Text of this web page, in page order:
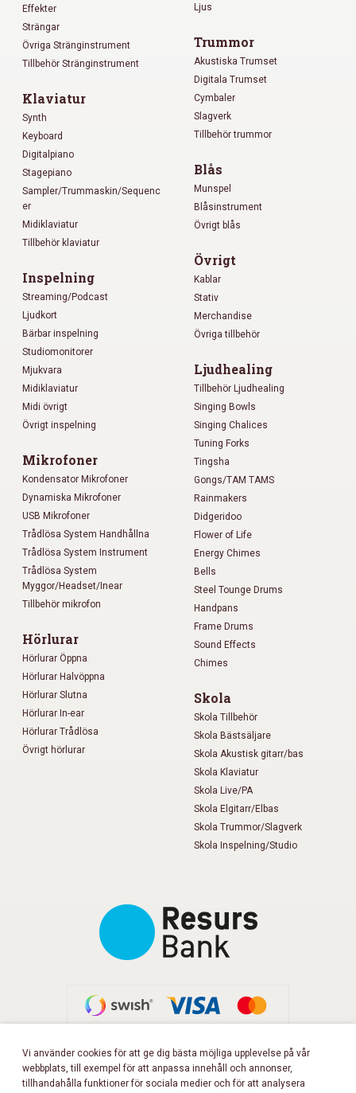
Effekter
Strängar
Övriga Stränginstrument
Tillbehör Stränginstrument
Klaviatur
Synth
Keyboard
Digitalpiano
Stagepiano
Sampler/Trummaskin/Sequenc
er
Midiklaviatur
Tillbehör klaviatur
Inspelning
Streaming/Podcast
Ljudkort
Bärbar inspelning
Studiomonitorer
Mjukvara
Midiklaviatur
Midi övrigt
Övrigt inspelning
Mikrofoner
Kondensator Mikrofoner
Dynamiska Mikrofoner
USB Mikrofoner
Trådlösa System Handhållna
Trådlösa System Instrument
Trådlösa System
Myggor/Headset/Inear
Tillbehör mikrofon
Hörlurar
Hörlurar Öppna
Hörlurar Halvöppna
Hörlurar Slutna
Hörlurar In-ear
Hörlurar Trådlösa
Övrigt hörlurar
Ljus
Trummor
Akustiska Trumset
Digitala Trumset
Cymbaler
Slagverk
Tillbehör trummor
Blås
Munspel
Blåsinstrument
Övrigt blås
Övrigt
Kablar
Stativ
Merchandise
Övriga tillbehör
Ljudhealing
Tillbehör Ljudhealing
Singing Bowls
Singing Chalices
Tuning Forks
Tingsha
Gongs/TAM TAMS
Rainmakers
Didgeridoo
Flower of Life
Energy Chimes
Bells
Steel Tounge Drums
Handpans
Frame Drums
Sound Effects
Chimes
Skola
Skola Tillbehör
Skola Bästsäljare
Skola Akustisk gitarr/bas
Skola Klaviatur
Skola Live/PA
Skola Elgitarr/Elbas
Skola Trummor/Slagverk
Skola Inspelning/Studio
FÖLJ OSS PÅ FACEBOOK!
Vi använder cookies för att ge dig bästa möjliga upplevelse på vår
webbplats, till exempel för att anpassa innehåll och annonser,
tillhandahålla funktioner för sociala medier och för att analysera